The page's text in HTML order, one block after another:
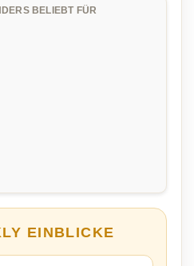
BELIEBT FÜR
EINBLICKE